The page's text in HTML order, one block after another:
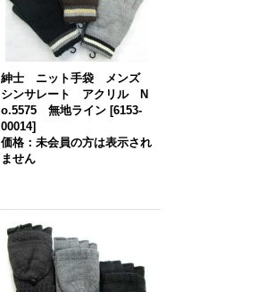
紳士 ニット手袋 メンズ
シンサレート アクリル N
o.5575 無地ライン [6153-
00014]
価格：未会員の方は表示され
ません